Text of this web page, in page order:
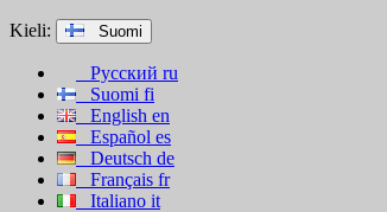
Kieli: Suomi
Русский ru
Suomi fi
English en
Español es
Deutsch de
Français fr
Italiano it